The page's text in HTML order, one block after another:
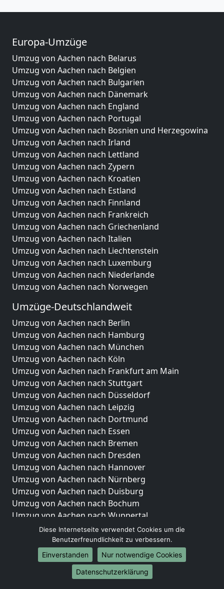
Europa-Umzüge
Umzug von Aachen nach Belarus
Umzug von Aachen nach Belgien
Umzug von Aachen nach Bulgarien
Umzug von Aachen nach Dänemark
Umzug von Aachen nach England
Umzug von Aachen nach Portugal
Umzug von Aachen nach Bosnien und Herzegowina
Umzug von Aachen nach Irland
Umzug von Aachen nach Lettland
Umzug von Aachen nach Zypern
Umzug von Aachen nach Kroatien
Umzug von Aachen nach Estland
Umzug von Aachen nach Finnland
Umzug von Aachen nach Frankreich
Umzug von Aachen nach Griechenland
Umzug von Aachen nach Italien
Umzug von Aachen nach Liechtenstein
Umzug von Aachen nach Luxemburg
Umzug von Aachen nach Niederlande
Umzug von Aachen nach Norwegen
Umzüge-Deutschlandweit
Umzug von Aachen nach Berlin
Umzug von Aachen nach Hamburg
Umzug von Aachen nach München
Umzug von Aachen nach Köln
Umzug von Aachen nach Frankfurt am Main
Umzug von Aachen nach Stuttgart
Umzug von Aachen nach Düsseldorf
Umzug von Aachen nach Leipzig
Umzug von Aachen nach Dortmund
Umzug von Aachen nach Essen
Umzug von Aachen nach Bremen
Umzug von Aachen nach Dresden
Umzug von Aachen nach Hannover
Umzug von Aachen nach Nürnberg
Umzug von Aachen nach Duisburg
Umzug von Aachen nach Bochum
Umzug von Aachen nach Wuppertal
Umzug von Aachen nach Bielefeld
Umzug von Aachen nach Bonn
Umzug von Aachen nach Münster
Internationale-Umzüge
Diese Internetseite verwendet Cookies um die
Benutzerfreundlichkeit zu verbessern.
Einverstanden
Nur notwendige Cookies
Datenschutzerklärung